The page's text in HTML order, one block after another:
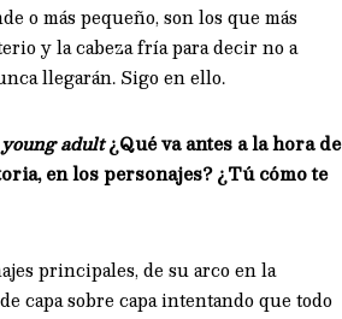
o más pequeño, son los que más
y la cabeza fría para decir no a
llegarán. Sigo en ello.
young adult¿Qué va antes a la hora de
en los personajes? ¿Tú cómo te
principales, de su arco en la
capa sobre capa intentando que todo